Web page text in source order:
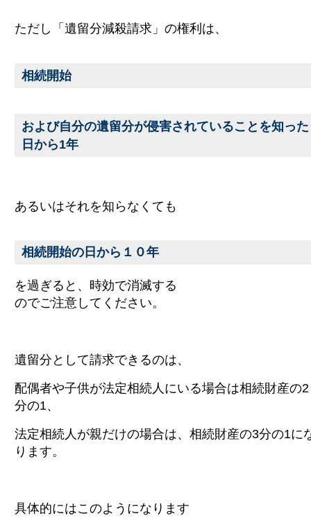
ただし「遺留分減殺請求」の権利は、
相続開始
および自分の遺留分が侵害されていることを知った
日から1年
あるいはそれを知らなくても
相続開始の日から１０年
を過ぎると、時効で消滅する
のでご注意してください。
遺留分として請求できるのは、
配偶者や子供が法定相続人にいる場合は相続財産の2
分の1、
法定相続人が親だけの場合は、相続財産の3分の1に
ります。
具体的にはこのようになります